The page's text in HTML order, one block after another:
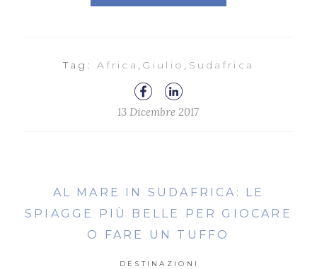
Tag:Africa , Giulio , Sudafrica
13 Dicembre 2017
AL MARE IN SUDAFRICA: LE
SPIAGGE PIÙ BELLE PER GIOCARE
O FARE UN TUFFO
DESTINAZIONI